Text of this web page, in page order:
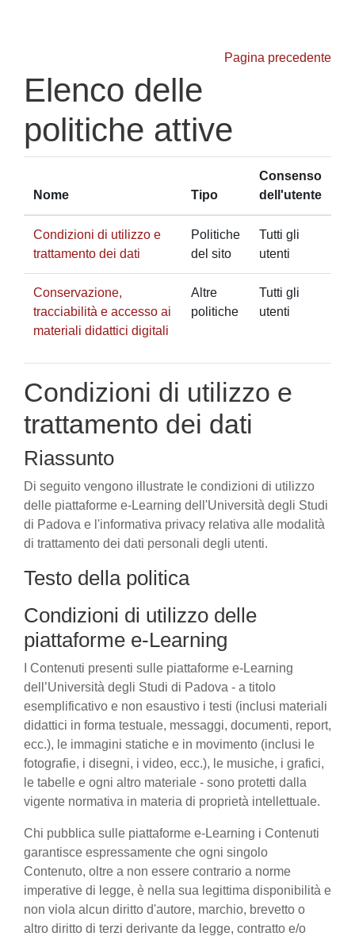
Pagina precedente
Elenco delle
politiche attive
Nome Tipo
Consenso
dell'utente
Condizioni di utilizzo e
trattamento dei dati
Politiche
del sito
Tutti gli
utenti
Conservazione,
tracciabilità e accesso ai
materiali didattici digitali
Altre
politiche
Tutti gli
utenti
Condizioni di utilizzo e
trattamento dei dati
Riassunto
Di seguito vengono illustrate le condizioni di utilizzo
delle piattaforme e-Learning dell'Università degli Studi
di Padova e l'informativa privacy relativa alle modalità
di trattamento dei dati personali degli utenti.
Testo della politica
Condizioni di utilizzo delle
piattaforme e-Learning
I Contenuti presenti sulle piattaforme e-Learning
dell’Università degli Studi di Padova - a titolo
esemplificativo e non esaustivo i testi (inclusi materiali
didattici in forma testuale, messaggi, documenti, report,
ecc.), le immagini statiche e in movimento (inclusi le
fotografie, i disegni, i video, ecc.), le musiche, i grafici,
le tabelle e ogni altro materiale - sono protetti dalla
vigente normativa in materia di proprietà intellettuale.
Chi pubblica sulle piattaforme e-Learning i Contenuti
garantisce espressamente che ogni singolo
Contenuto, oltre a non essere contrario a norme
imperative di legge, è nella sua legittima disponibilità e
non viola alcun diritto d'autore, marchio, brevetto o
altro diritto di terzi derivante da legge, contratto e/o